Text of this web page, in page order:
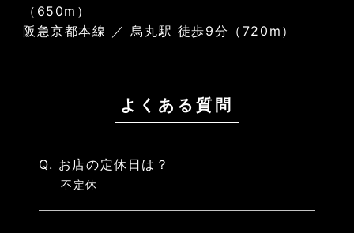
（650m）
阪急京都本線 ／ 烏丸駅 徒歩9分（720m）
よくある質問
Q. お店の定休日は？
不定休